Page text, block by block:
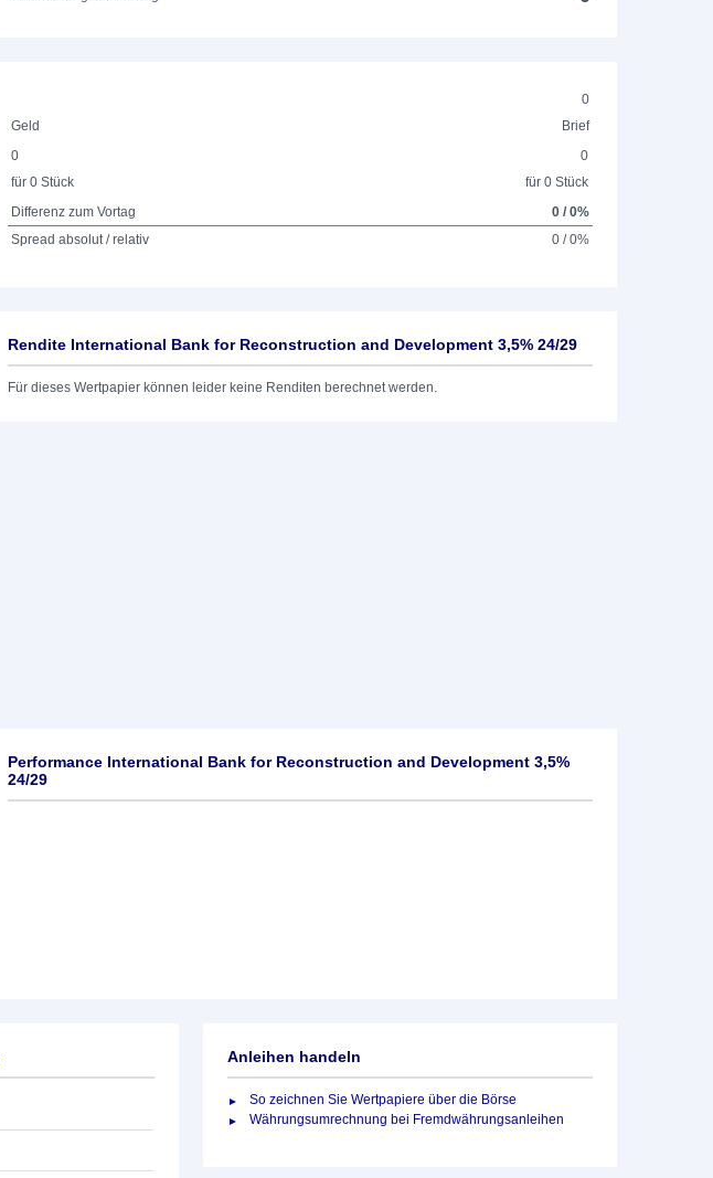
0
Geld
Brief
0
für 0 Stück
0
für 0 Stück
Differenz zum Vortag
0 / 0%
Spread absolut / relativ
0 / 0%
Rendite International Bank for Reconstruction and Development 3,5% 24/29
Für dieses Wertpapier können leider keine Renditen berechnet werden.
Performance International Bank for Reconstruction and Development 3,5%
24/29
Anleihen handeln
So zeichnen Sie Wertpapiere über die Börse
Währungsumrechnung bei Fremdwährungsanleihen